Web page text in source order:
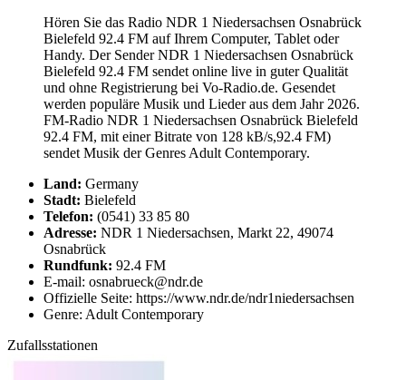
Hören Sie das Radio NDR 1 Niedersachsen Osnabrück
Bielefeld 92.4 FM auf Ihrem Computer, Tablet oder
Handy. Der Sender NDR 1 Niedersachsen Osnabrück
Bielefeld 92.4 FM sendet online live in guter Qualität
und ohne Registrierung bei Vo-Radio.de. Gesendet
werden populäre Musik und Lieder aus dem Jahr 2026.
FM-Radio NDR 1 Niedersachsen Osnabrück Bielefeld
92.4 FM, mit einer Bitrate von 128 kB/s,92.4 FM)
sendet Musik der Genres Adult Contemporary.
Land: Germany
Stadt: Bielefeld
Telefon: (0541) 33 85 80
Adresse: NDR 1 Niedersachsen, Markt 22, 49074
Osnabrück
Rundfunk: 92.4 FM
E-mail: osnabrueck@ndr.de
Offizielle Seite: https://www.ndr.de/ndr1niedersachsen
Genre: Adult Contemporary
Zufallsstationen